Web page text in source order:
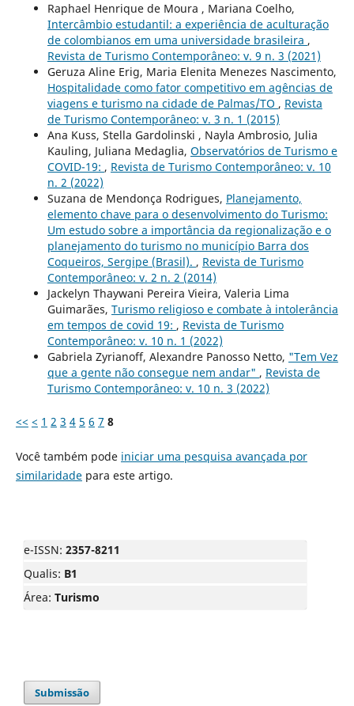
Raphael Henrique de Moura , Mariana Coelho,
Intercâmbio estudantil: a experiência de aculturação
de colombianos em uma universidade brasileira ,
Revista de Turismo Contemporâneo: v. 9 n. 3 (2021)
Geruza Aline Erig, Maria Elenita Menezes Nascimento,
Hospitalidade como fator competitivo em agências de
viagens e turismo na cidade de Palmas/TO , Revista
de Turismo Contemporâneo: v. 3 n. 1 (2015)
Ana Kuss, Stella Gardolinski , Nayla Ambrosio, Julia
Kauling, Juliana Medaglia, Observatórios de Turismo e
COVID-19: , Revista de Turismo Contemporâneo: v. 10
n. 2 (2022)
Suzana de Mendonça Rodrigues, Planejamento,
elemento chave para o desenvolvimento do Turismo:
Um estudo sobre a importância da regionalização e o
planejamento do turismo no município Barra dos
Coqueiros, Sergipe (Brasil). , Revista de Turismo
Contemporâneo: v. 2 n. 2 (2014)
Jackelyn Thaywani Pereira Vieira, Valeria Lima
Guimarães, Turismo religioso e combate à intolerância
em tempos de covid 19: , Revista de Turismo
Contemporâneo: v. 10 n. 1 (2022)
Gabriela Zyrianoff, Alexandre Panosso Netto, "Tem Vez
que a gente não consegue nem andar" , Revista de
Turismo Contemporâneo: v. 10 n. 3 (2022)
<< < 1 2 3 4 5 6 7 8
Você também pode iniciar uma pesquisa avançada por
similaridadepara este artigo.
e-ISSN: 2357-8211
Qualis: B1
Área: Turismo
Submissão